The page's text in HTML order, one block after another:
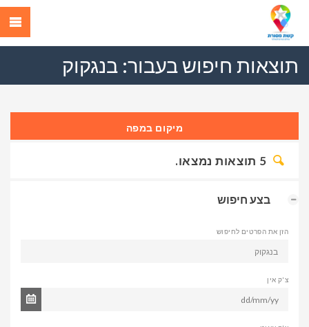
תוצאות חיפוש בעבור: בנגקוק
מיקום במפה
5 תוצאות נמצאו.
בצע חיפוש
הזן את הפרטים לחיפוש
צ'ק אין